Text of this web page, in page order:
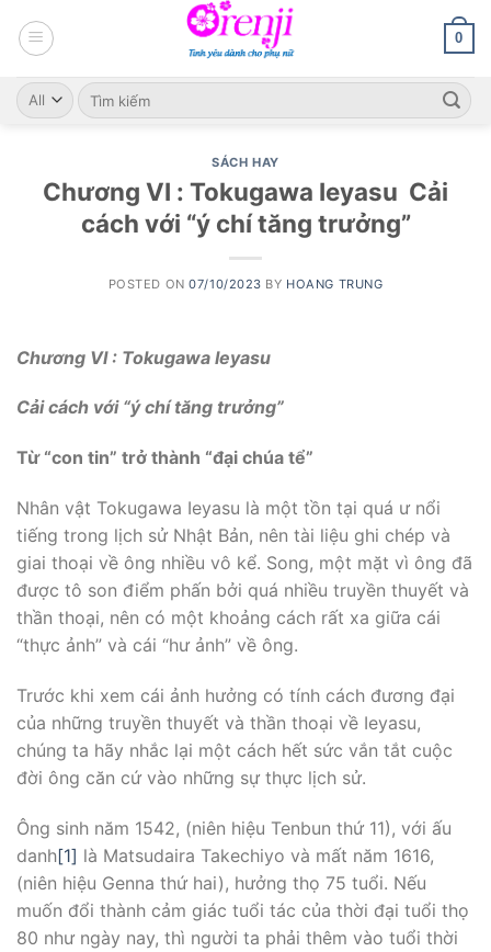
0
Search
for:
SÁCH HAY
Chương VI : Tokugawa Ieyasu Cải
cách với “ý chí tăng trưởng”
POSTED ON07/10/2023 BY HOANG TRUNG
Chương VI : Tokugawa Ieyasu
Cải cách với “ý chí tăng trưởng”
Từ “con tin” trở thành “đại chúa tể”
Nhân vật Tokugawa Ieyasu là một tồn tại quá ư nổi
tiếng trong lịch sử Nhật Bản, nên tài liệu ghi chép và
giai thoại về ông nhiều vô kể. Song, một mặt vì ông đã
được tô son điểm phấn bởi quá nhiều truyền thuyết và
thần thoại, nên có một khoảng cách rất xa giữa cái
“thực ảnh” và cái “hư ảnh” về ông.
Trước khi xem cái ảnh hưởng có tính cách đương đại
của những truyền thuyết và thần thoại về Ieyasu,
chúng ta hãy nhắc lại một cách hết sức vắn tắt cuộc
đời ông căn cứ vào những sự thực lịch sử.
Ông sinh năm 1542, (niên hiệu Tenbun thứ 11), với ấu
danh[1] là Matsudaira Takechiyo và mất năm 1616,
(niên hiệu Genna thứ hai), hưởng thọ 75 tuổi. Nếu
muốn đổi thành cảm giác tuổi tác của thời đại tuổi thọ
80 như ngày nay, thì người ta phải thêm vào tuổi thời